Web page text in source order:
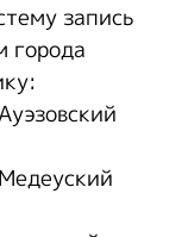
запись
города